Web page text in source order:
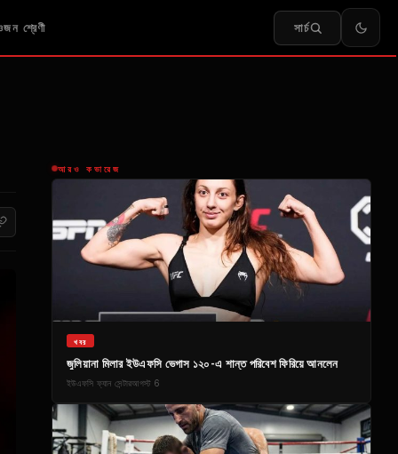
শ্রেণী সার্চ
আরও কভারেজ
খবর
জুলিয়ানা মিলার ইউএফসি ভেগাস ১২০-এ শান্ত পরিবেশ ফিরিয়ে আনলেন
ইউএফসি ফ্যান সেন্টারআগস্ট 6